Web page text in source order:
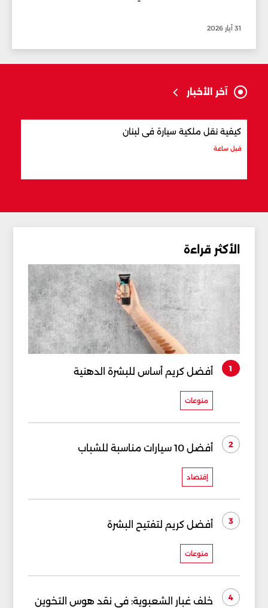
31 أيار 2026
آخر الأخبار
كيفية نقل ملكية سيارة في لبنان
قبل ساعة
الأكثر قراءة
1 أفضل كريم أساس للبشرة الدهنية
منوعات
2 أفضل 10 سيارات مناسبة للشباب
إقتصاد
3 أفضل كريم لتفتيح البشرة
منوعات
4 خلف غبار الشعبوية: في نقد هوس التخوين